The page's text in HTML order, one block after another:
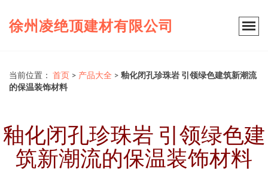
徐州凌绝顶建材有限公司
当前位置： 首页 > 产品大全 > 釉化闭孔珍珠岩 引领绿色建筑新潮流
的保温装饰材料
釉化闭孔珍珠岩 引领绿色建
筑新潮流的保温装饰材料